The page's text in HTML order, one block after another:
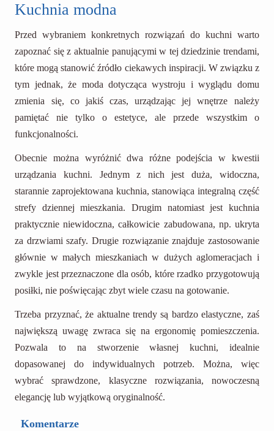
Kuchnia modna
Przed wybraniem konkretnych rozwiązań do kuchni warto
zapoznać się z aktualnie panującymi w tej dziedzinie trendami,
które mogą stanowić źródło ciekawych inspiracji. W związku z
tym jednak, że moda dotycząca wystroju i wyglądu domu
zmienia się, co jakiś czas, urządzając jej wnętrze należy
pamiętać nie tylko o estetyce, ale przede wszystkim o
funkcjonalności.
Obecnie można wyróżnić dwa różne podejścia w kwestii
urządzania kuchni. Jednym z nich jest duża, widoczna,
starannie zaprojektowana kuchnia, stanowiąca integralną część
strefy dziennej mieszkania. Drugim natomiast jest kuchnia
praktycznie niewidoczna, całkowicie zabudowana, np. ukryta
za drzwiami szafy. Drugie rozwiązanie znajduje zastosowanie
głównie w małych mieszkaniach w dużych aglomeracjach i
zwykle jest przeznaczone dla osób, które rzadko przygotowują
posiłki, nie poświęcając zbyt wiele czasu na gotowanie.
Trzeba przyznać, że aktualne trendy są bardzo elastyczne, zaś
największą uwagę zwraca się na ergonomię pomieszczenia.
Pozwala to na stworzenie własnej kuchni, idealnie
dopasowanej do indywidualnych potrzeb. Można, więc
wybrać sprawdzone, klasyczne rozwiązania, nowoczesną
elegancję lub wyjątkową oryginalność.
Komentarze